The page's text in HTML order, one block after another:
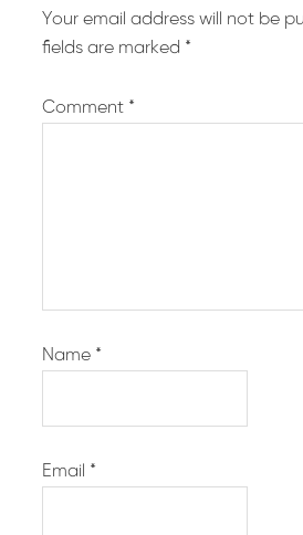
Your email address will not be
fields are marked *
Comment *
Name *
Email *